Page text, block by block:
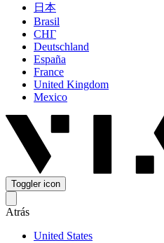
日本
Brasil
СНГ
Deutschland
España
France
United Kingdom
Mexico
Toggler icon
Atrás
United States